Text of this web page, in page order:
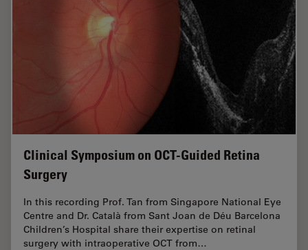
Clinical Symposium on OCT-Guided Retina
Surgery
In this recording Prof. Tan from Singapore National Eye
Centre and Dr. Català from Sant Joan de Déu Barcelona
Children’s Hospital share their expertise on retinal
surgery with intraoperative OCT from…